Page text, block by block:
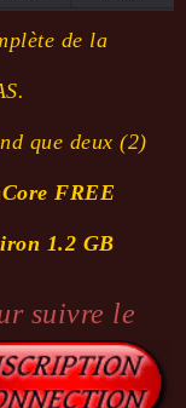
de la
que deux (2)
FREE
1.2 GB
suivre le